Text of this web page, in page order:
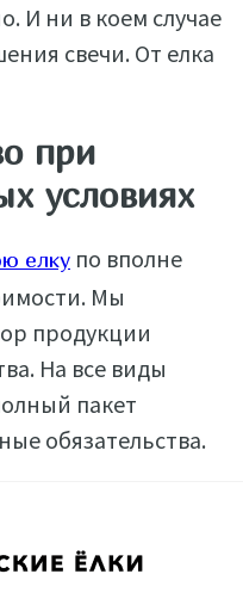
И ни в коем случае
свечи. От елка
при
условиях
елку по вполне
Мы
продукции
На все виды
пакет
обязательства.